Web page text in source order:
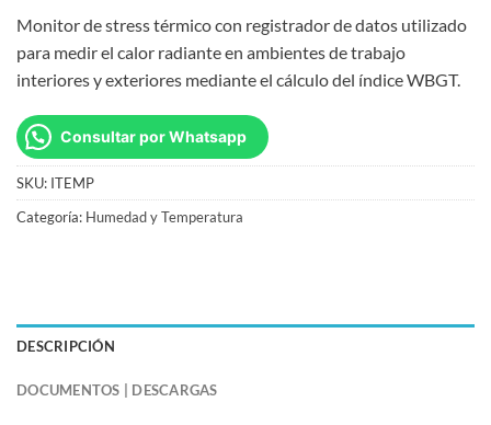
Monitor de stress térmico con registrador de datos utilizado
para medir el calor radiante en ambientes de trabajo
interiores y exteriores mediante el cálculo del índice WBGT.
Consultar por Whatsapp
SKU: ITEMP
Categoría: Humedad y Temperatura
DESCRIPCIÓN
DOCUMENTOS | DESCARGAS